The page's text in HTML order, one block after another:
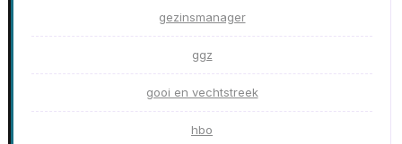
gezinsmanager
ggz
gooi en vechtstreek
hbo